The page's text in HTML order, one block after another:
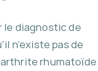
le diagnostic de
n’existe pas de
rhumatoïde